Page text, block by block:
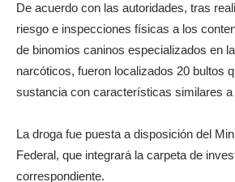
De acuerdo con las autoridades, tras
riesgo e inspecciones físicas a los
de binomios caninos especializados en
narcóticos, fueron localizados 20 bultos
sustancia con características similares a
La droga fue puesta a disposición del
Federal, que integrará la carpeta de
correspondiente.